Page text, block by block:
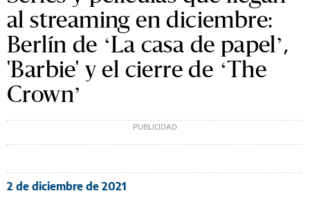
al streaming en diciembre:
Berlín de ‘La casa de papel’,
'Barbie' y el cierre de ‘The
Crown’
2 de diciembre de 2021